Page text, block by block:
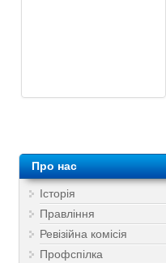
Про нас
Історія
Правління
Ревізійна комісія
Профспілка